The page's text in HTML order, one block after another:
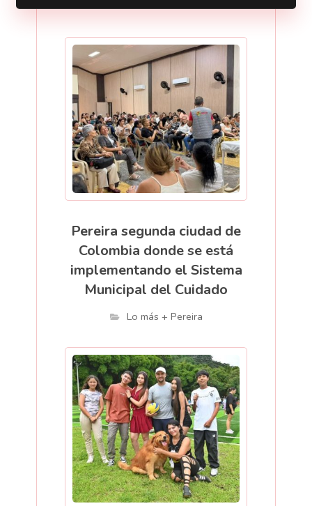
Pereira segunda ciudad de
Colombia donde se está
implementando el Sistema
Municipal del Cuidado
Lo más + Pereira